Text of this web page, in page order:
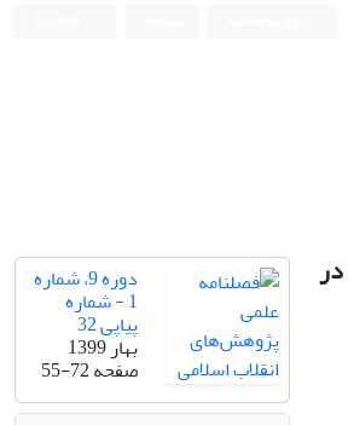
دوره 9، شماره
1 - شماره
پیاپی 32
بهار 1399
صفحه55-72